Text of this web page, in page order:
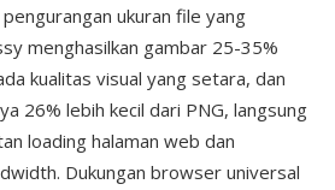
ukuran file yang
menghasilkan gambar 25-35%
kualitas visual yang setara, dan
26% lebih kecil dari PNG, langsung
loading halaman web dan
Dukungan browser universal